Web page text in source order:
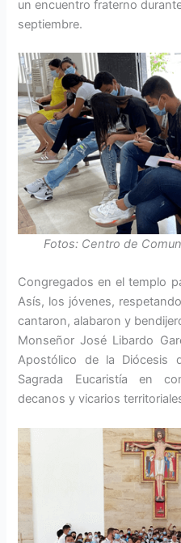
un encuentro fraterno
septiembre.
Fotos: Centro de
Congregados en el templo
Asís, los jóvenes,
cantaron, alabaron y
Monseñor José Libardo
Apostólico de la Diócesis
Sagrada Eucaristía en
decanos y vicarios